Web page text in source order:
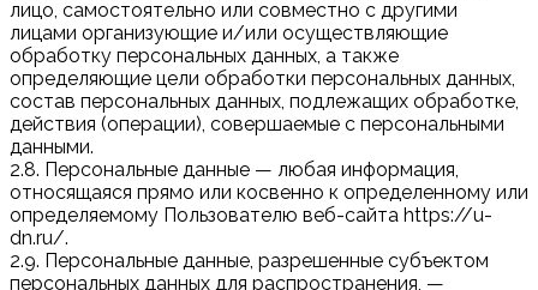
лицо, самостоятельно или совместно с другими
лицами организующие и/или осуществляющие
обработку персональных данных, а также
определяющие цели обработки персональных данных,
состав персональных данных, подлежащих обработке,
действия (операции), совершаемые с персональными
данными.
2.8. Персональные данные — любая информация,
относящаяся прямо или косвенно к определенному или
определяемому Пользователю веб-сайта https://u-
dn.ru/.
2.9. Персональные данные, разрешенные субъектом
персональных данных для распространения, —